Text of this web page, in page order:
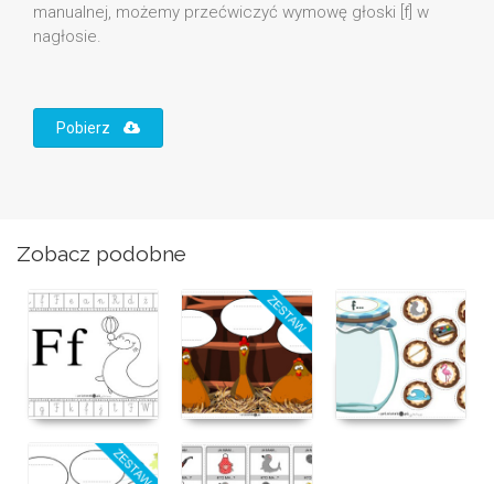
manualnej, możemy przećwiczyć wymowę głoski [f] w
nagłosie.
Pobierz
Zobacz podobne